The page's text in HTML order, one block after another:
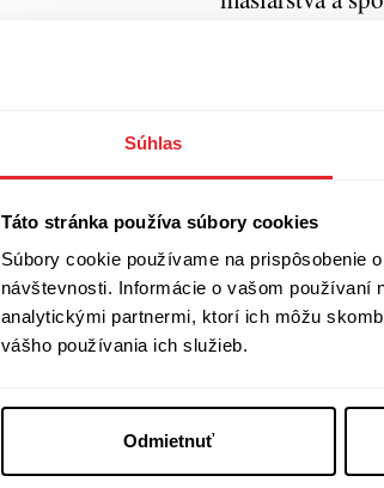
Súhlas
Táto stránka používa súbory cookies
Súbory cookie používame na prispôsobenie
návštevnosti. Informácie o vašom používaní
analytickými partnermi, ktorí ich môžu
vášho používania ich služieb.
Odmietnuť
rovnoprávny
ťažkej
skôr kontrolnú
biznis so
obyvateľstvo.
muža.
O svojom
afrického
osobnosti a